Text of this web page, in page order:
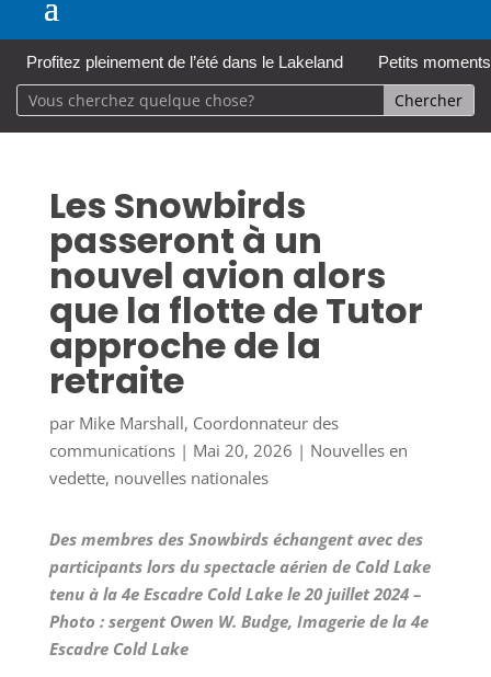
Profitez pleinement de l’été dans le Lakeland Petits
Les Snowbirds
passeront à un
nouvel avion alors
que la flotte de Tutor
approche de la
retraite
par Mike Marshall, Coordonnateur des
communications| Mai 20, 2026 | Nouvelles en
vedette, nouvelles nationales
Des membres des Snowbirds échangent avec des
participants lors du spectacle aérien de Cold Lake
tenu à la 4e Escadre Cold Lake le 20 juillet 2024 –
Photo : sergent Owen W. Budge, Imagerie de la 4e
Escadre Cold Lake